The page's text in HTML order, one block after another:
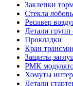
Заклепки
Стекла
Ресивер
Детали групп
Прокладки
Кран
РМК
Хомуты
Детали